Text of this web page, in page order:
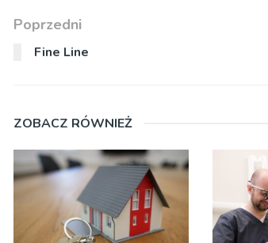
Poprzedni
Fine Line
ZOBACZ RÓWNIEŻ